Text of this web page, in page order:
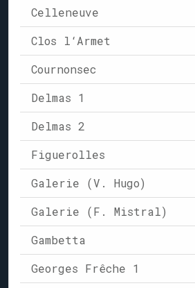
Celleneuve
Clos l‘Armet
Cournonsec
Delmas 1
Delmas 2
Figuerolles
Galerie (V. Hugo)
Galerie (F. Mistral)
Gambetta
Georges Frêche 1